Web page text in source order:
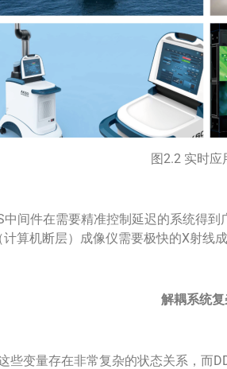
图2.2 实时应
中间件在需要精准控制延迟的系统得
算机断层）成像仪需要极快的X射线
解耦系统
些变量存在非常复杂的状态关系，而